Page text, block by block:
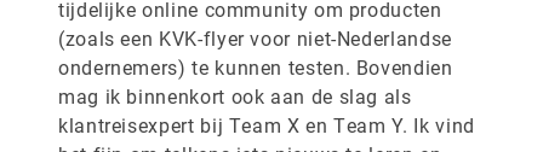
tijdelijke online community om producten
(zoals een KVK-flyer voor niet-Nederlandse
ondernemers) te kunnen testen. Bovendien
mag ik binnenkort ook aan de slag als
klantreisexpert bij Team X en Team Y. Ik vind